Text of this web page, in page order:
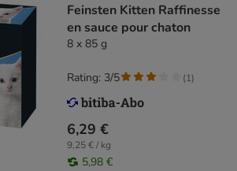
Feinsten Kitten Raffinesse
en sauce pour chaton
8 x 85 g
6,29 €
9,25 € / kg
5,98 €
Rating: 3/5 (1)